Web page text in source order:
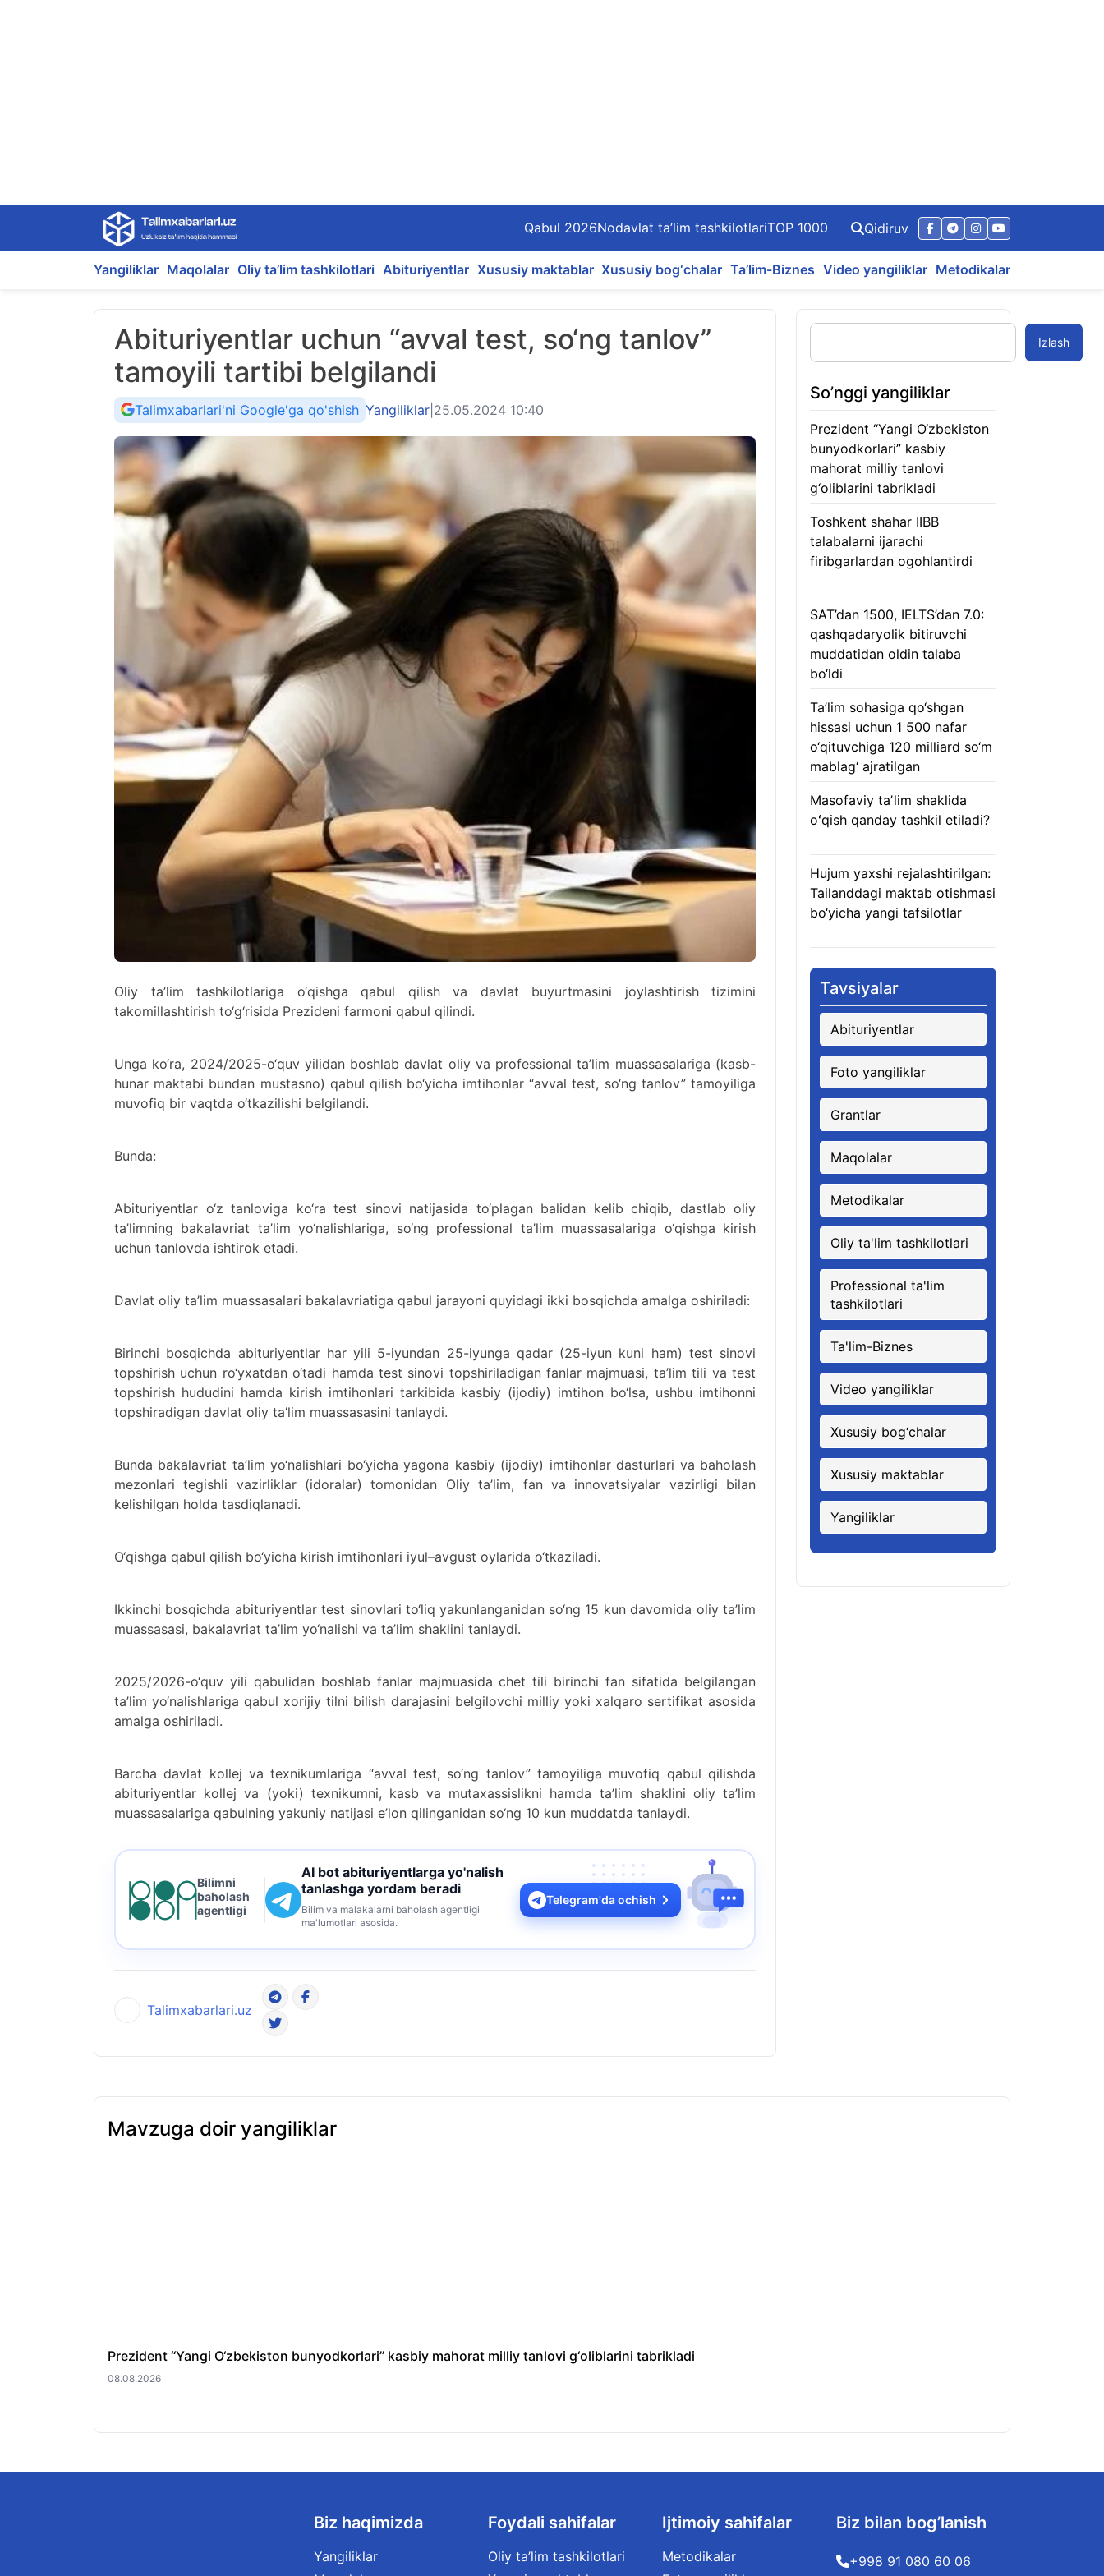
content
Qabul 2026Nodavlat ta’lim tashkilotlariTOP 1000 Qidiruv
Yangiliklar Maqolalar Oliy ta’lim tashkilotlari Abituriyentlar Xususiy maktablar Xususiy bog‘chalar Ta’lim-Biznes Video yangiliklar Metodikalar
Abituriyentlar uchun “avval test, so‘ng tanlov”
tamoyili tartibi belgilandi
Talimxabarlari'ni Google'ga qo'shish Yangiliklar 25.05.2024 10:40
Oliy ta’lim tashkilotlariga o‘qishga qabul qilish va davlat buyurtmasini joylashtirish tizimini
takomillashtirish to‘g‘risida Prezideni farmoni qabul qilindi.
Unga ko‘ra, 2024/2025-o‘quv yilidan boshlab davlat oliy va professional ta’lim muassasalariga (kasb-
hunar maktabi bundan mustasno) qabul qilish bo‘yicha imtihonlar “avval test, so‘ng tanlov” tamoyiliga
muvofiq bir vaqtda o‘tkazilishi belgilandi.
Bunda:
Abituriyentlar o‘z tanloviga ko‘ra test sinovi natijasida to‘plagan balidan kelib chiqib, dastlab oliy
ta’limning bakalavriat ta’lim yo‘nalishlariga, so‘ng professional ta’lim muassasalariga o‘qishga kirish
uchun tanlovda ishtirok etadi.
Davlat oliy ta’lim muassasalari bakalavriatiga qabul jarayoni quyidagi ikki bosqichda amalga oshiriladi:
Birinchi bosqichda abituriyentlar har yili 5-iyundan 25-iyunga qadar (25-iyun kuni ham) test sinovi
topshirish uchun ro‘yxatdan o‘tadi hamda test sinovi topshiriladigan fanlar majmuasi, ta’lim tili va test
topshirish hududini hamda kirish imtihonlari tarkibida kasbiy (ijodiy) imtihon bo‘lsa, ushbu imtihonni
topshiradigan davlat oliy ta’lim muassasasini tanlaydi.
Bunda bakalavriat ta’lim yo‘nalishlari bo‘yicha yagona kasbiy (ijodiy) imtihonlar dasturlari va baholash
mezonlari tegishli vazirliklar (idoralar) tomonidan Oliy ta’lim, fan va innovatsiyalar vazirligi bilan
kelishilgan holda tasdiqlanadi.
O‘qishga qabul qilish bo‘yicha kirish imtihonlari iyul–avgust oylarida o‘tkaziladi.
Ikkinchi bosqichda abituriyentlar test sinovlari to‘liq yakunlanganidan so‘ng 15 kun davomida oliy ta’lim
muassasasi, bakalavriat ta’lim yo‘nalishi va ta’lim shaklini tanlaydi.
2025/2026-o‘quv yili qabulidan boshlab fanlar majmuasida chet tili birinchi fan sifatida belgilangan
ta’lim yo‘nalishlariga qabul xorijiy tilni bilish darajasini belgilovchi milliy yoki xalqaro sertifikat asosida
amalga oshiriladi.
Barcha davlat kollej va texnikumlariga “avval test, so‘ng tanlov” tamoyiliga muvofiq qabul qilishda
abituriyentlar kollej va (yoki) texnikumni, kasb va mutaxassislikni hamda ta’lim shaklini oliy ta’lim
muassasalariga qabulning yakuniy natijasi e’lon qilinganidan so‘ng 10 kun muddatda tanlaydi.
Bilimni
baholash
agentligi
AI bot abituriyentlarga yo'nalish
tanlashga yordam beradi
Bilim va malakalarni baholash agentligi
ma'lumotlari asosida.
Telegram'da ochish
Talimxabarlari.uz
Izlash
So’nggi yangiliklar
Prezident “Yangi O‘zbekiston
bunyodkorlari” kasbiy
mahorat milliy tanlovi
g‘oliblarini tabrikladi
Toshkent shahar IIBB
talabalarni ijarachi
firibgarlardan ogohlantirdi
SAT’dan 1500, IELTS’dan 7.0:
qashqadaryolik bitiruvchi
muddatidan oldin talaba
bo‘ldi
Ta’lim sohasiga qo‘shgan
hissasi uchun 1 500 nafar
o‘qituvchiga 120 milliard so‘m
mablag‘ ajratilgan
Masofaviy taʼlim shaklida
oʻqish qanday tashkil etiladi?
Hujum yaxshi rejalashtirilgan:
Tailanddagi maktab otishmasi
bo‘yicha yangi tafsilotlar
Tavsiyalar
Abituriyentlar
Foto yangiliklar
Grantlar
Maqolalar
Metodikalar
Oliy ta'lim tashkilotlari
Professional ta'lim
tashkilotlari
Ta'lim-Biznes
Video yangiliklar
Xususiy bog‘chalar
Xususiy maktablar
Yangiliklar
Mavzuga doir yangiliklar
Prezident “Yangi O‘zbekiston bunyodkorlari” kasbiy mahorat milliy tanlovi g‘oliblarini tabrikladi
08.08.2026
Biz haqimizda
Yangiliklar
Foydali sahifalar
Oliy ta’lim tashkilotlari
Ijtimoiy sahifalar
Metodikalar
Biz bilan bog’lanish
+998 91 080 60 06